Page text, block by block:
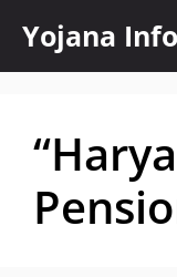
content
Yojana Info